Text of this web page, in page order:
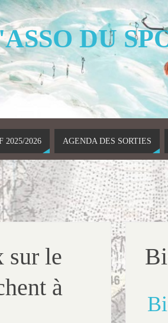
DU
2025/2026 AGENDA DES SORTIES
sur le
à